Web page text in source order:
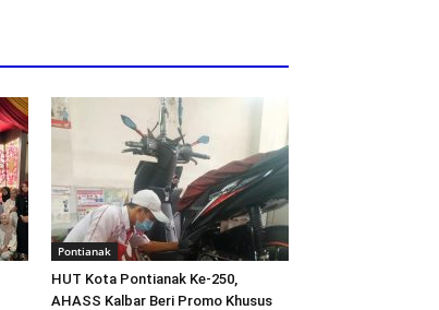
Pontianak
HUT Kota Pontianak Ke-250,
AHASS Kalbar Beri Promo Khusus